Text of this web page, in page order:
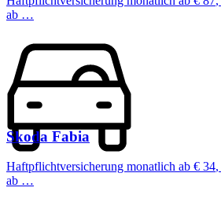
ab …
Skoda Fabia
Haftpflichtversicherung monatlich ab € 34,
ab …